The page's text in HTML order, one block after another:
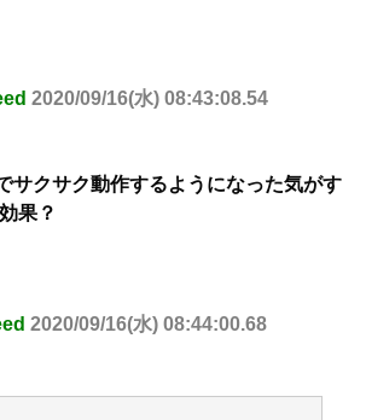
2020/09/16(水) 08:43:08.54
サクサク動作するようになった気がす
果？
2020/09/16(水) 08:44:00.68